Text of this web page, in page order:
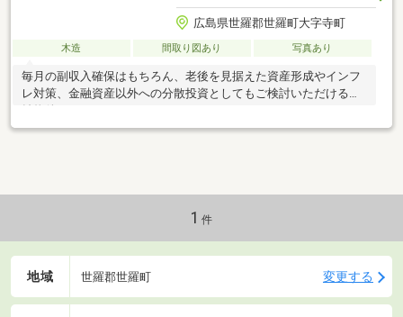
広島県世羅郡世羅町大字寺町
木造 間取り図あり 写真あり
毎月の副収入確保はもちろん、老後を見据えた資産形成やインフ
レ対策、金融資産以外への分散投資としてもご検討いただける収
1 件
地域 世羅郡世羅町 変更する